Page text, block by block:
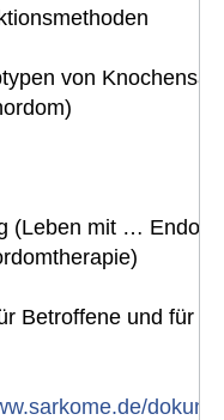
von
(Leben mit …
Betroffene und für